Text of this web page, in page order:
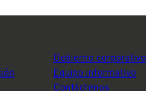
Gobierno corporativo
Equipo informativo
Contáctenos